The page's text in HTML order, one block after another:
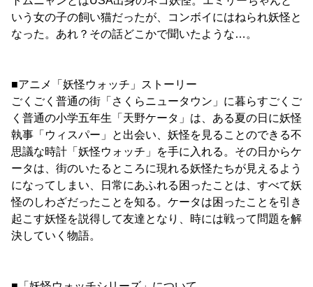
いう女の子の飼い猫だったが、コンボイにはねられ妖怪と
なった。あれ？その話どこかで聞いたような…。
■アニメ「妖怪ウォッチ」ストーリー
ごくごく普通の街「さくらニュータウン」に暮らすごくご
く普通の小学五年生「天野ケータ」は、ある夏の日に妖怪
執事「ウィスパー」と出会い、妖怪を見ることのできる不
思議な時計「妖怪ウォッチ」を手に入れる。その日からケ
ータは、街のいたるところに現れる妖怪たちが見えるよう
になってしまい、日常にあふれる困ったことは、すべて妖
怪のしわざだったことを知る。ケータは困ったことを引き
起こす妖怪を説得して友達となり、時には戦って問題を解
決していく物語。